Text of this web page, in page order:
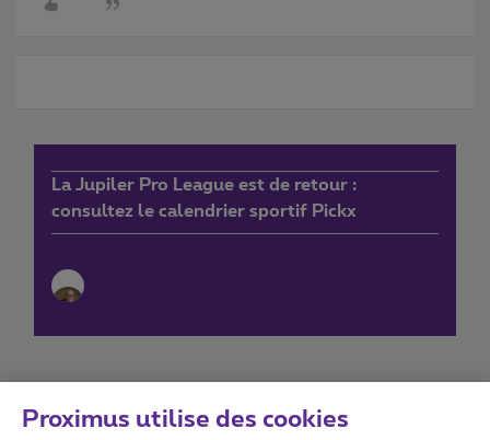
La Jupiler Pro League est de retour :
consultez le calendrier sportif Pickx
Proximus utilise des cookies